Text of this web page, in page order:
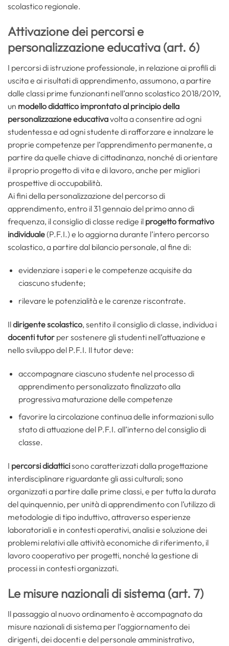
scolastico regionale.
Attivazione dei percorsi e
personalizzazione educativa (art. 6)
I percorsi di istruzione professionale, in relazione ai profili di
uscita e ai risultati di apprendimento, assumono, a partire
dalle classi prime funzionanti nell’anno scolastico 2018/2019,
un modello didattico improntato al principio della
personalizzazione educativavolta a consentire ad ogni
studentessa e ad ogni studente di rafforzare e innalzare le
proprie competenze per l’apprendimento permanente, a
partire da quelle chiave di cittadinanza, nonché di orientare
il proprio progetto di vita e di lavoro, anche per migliori
prospettive di occupabilità.
Ai fini della personalizzazione del percorso di
apprendimento, entro il 31 gennaio del primo anno di
frequenza, il consiglio di classe redige il progetto formativo
individuale(P.F.I.) e lo aggiorna durante l’intero percorso
scolastico, a partire dal bilancio personale, al fine di:
evidenziare i saperi e le competenze acquisite da
ciascuno studente;
rilevare le potenzialità e le carenze riscontrate.
Ildirigente scolastico, sentito il consiglio di classe, individua i
docenti tutor per sostenere gli studenti nell’attuazione e
nello sviluppo del P.F.I. Il tutor deve:
accompagnare ciascuno studente nel processo di
apprendimento personalizzato finalizzato alla
progressiva maturazione delle competenze
favorire la circolazione continua delle informazioni sullo
stato di attuazione del P.F.I. all’interno del consiglio di
classe.
I percorsi didatticisono caratterizzati dalla progettazione
interdisciplinare riguardante gli assi culturali; sono
organizzati a partire dalle prime classi, e per tutta la durata
del quinquennio, per unità di apprendimento con l’utilizzo di
metodologie di tipo induttivo, attraverso esperienze
laboratoriali e in contesti operativi, analisi e soluzione dei
problemi relativi alle attività economiche di riferimento, il
lavoro cooperativo per progetti, nonché la gestione di
processi in contesti organizzati.
Le misure nazionali di sistema (art. 7)
Il passaggio al nuovo ordinamento è accompagnato da
misure nazionali di sistema per l’aggiornamento dei
dirigenti, dei docenti e del personale amministrativo,